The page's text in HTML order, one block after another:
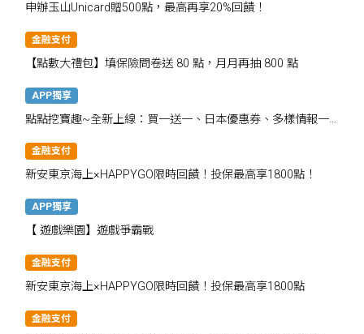
申辦玉山Unicard贈500點，最高再享20%回饋！
金融支付
【點數大禮包】填保險問卷送 80 點，月月再抽 800 點
APP獨享
點點挖寶趣~全新上線：買一送一、日本優惠券、多樣情報一
金融支付
新安東京海上×HAPPYGO限時回饋！投保最高享1800點！
APP獨享
【 遊戲樂園】遊戲爭霸戰
金融支付
新安東京海上×HAPPYGO限時回饋！投保最高享1800點
金融支付